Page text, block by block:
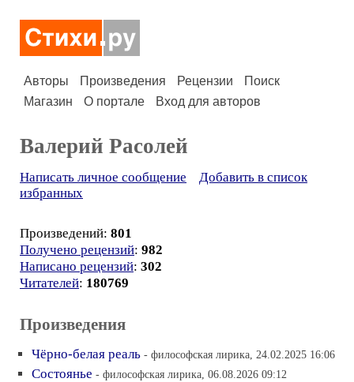
Авторы Произведения Рецензии
Поиск
Магазин
О портале Вход для авторов
Валерий Расолей
Написать личное сообщение
Добавить в список
избранных
Произведений: 801
Получено рецензий: 982
Написано рецензий: 302
Читателей: 180769
Произведения
Чёрно-белая реаль - философская лирика, 24.02.2025 16:06
Состоянье - философская лирика, 06.08.2026 09:12